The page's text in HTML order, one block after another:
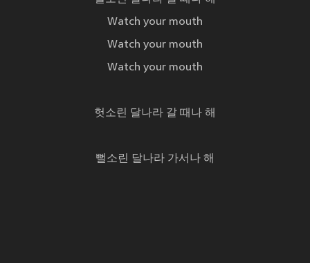
Watch your mouth
Watch your mouth
Watch your mouth
헛소린 달나라 갈 때나 해
뻘소린 달나라 가서나 해